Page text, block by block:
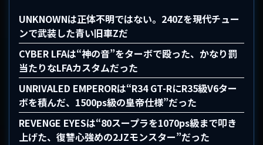
UNKNOWNは正体不明ではない。240Zを現代チュー
ンで武装した青い旧車Zだ
CYBER LFAは“神の音”をターボで殴った、かなり罰
当たりなLFAカスタムだった
UNRIVALED EMPERORは“R34 GT-RにR35級V6ター
ボを積んだ、1500ps級の皇帝仕様”だった
REVENGE EYESは“80スープラを1070ps級まで叩き
上げた、復讐心強めの2JZモンスター”だった